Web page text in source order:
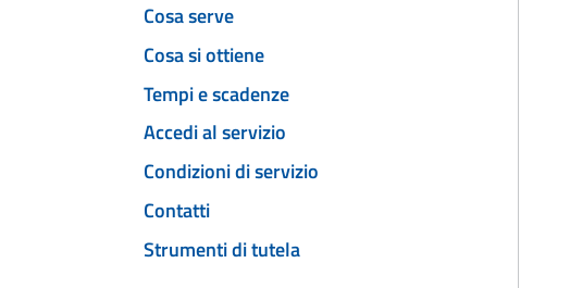
Cosa serve
Cosa si ottiene
Tempi e scadenze
Accedi al servizio
Condizioni di servizio
Contatti
Strumenti di tutela